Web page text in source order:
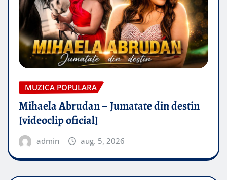
MUZICA POPULARA
Mihaela Abrudan – Jumatate din destin
[videoclip oficial]
admin aug. 5, 2026